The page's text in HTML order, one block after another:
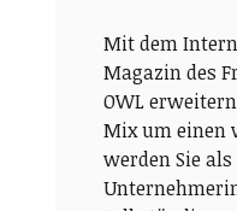
Mit dem
Magazin des
OWL
Mix um einen
werden Sie